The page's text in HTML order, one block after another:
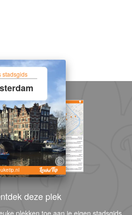
stadsgids
deze plek
plekken toe aan je eigen stadsgids